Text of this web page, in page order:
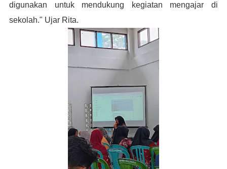
digunakan untuk mendukung kegiatan mengajar di
sekolah." Ujar Rita.